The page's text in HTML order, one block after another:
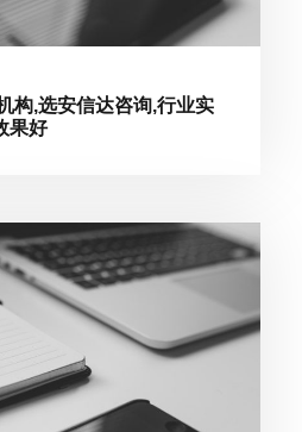
构,选安信达咨询,行业实
果好